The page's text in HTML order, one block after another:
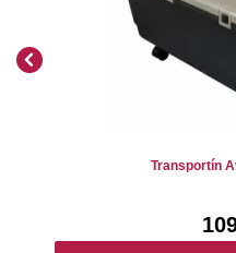
Transportín